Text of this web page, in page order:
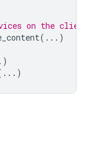
on the
( ... )
)
... )